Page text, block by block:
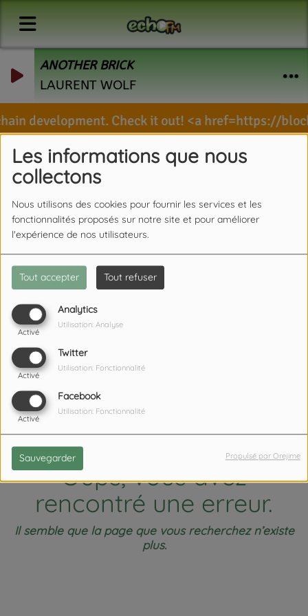
Les informations que nous
collectons
Nous utilisons des cookies pour fournir les services et les
fonctionnalités proposés sur notre site et pour améliorer
l'expérience de nos utilisateurs.
Tout accepter Tout refuser
Analytics
Activé
Utilisation: Analyse
Twitter
Activé
Utilisation: Fonctionnalité
Facebook
Activé
Utilisation: Fonctionnalité
Sauvegarder Propulsé par Orejime
ANOTHER BRICK
LAURENT WOLF
development. Check it out! <a href=https://
404
Oups, vous avez
rencontré une erreur.
Il semble que la page que vous recherchez n’existe
plus.